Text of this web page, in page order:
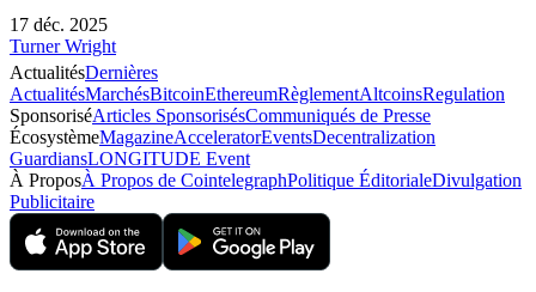
17 déc. 2025
Turner Wright
ActualitésDernières
ActualitésMarchésBitcoinEthereumRèglementAltcoinsRegulation
SponsoriséArticles SponsorisésCommuniqués de Presse
ÉcosystèmeMagazineAcceleratorEventsDecentralization
GuardiansLONGITUDE Event
À ProposÀ Propos de CointelegraphPolitique ÉditorialeDivulgation
Publicitaire